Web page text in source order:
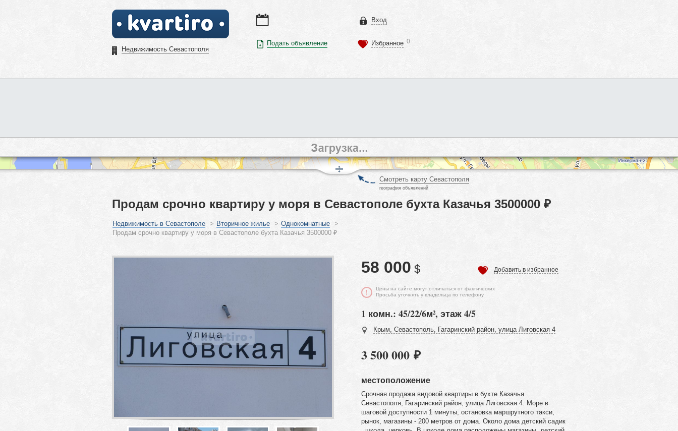
Недвижимость Севастополя
Подать объявление
Вход
Избранное 0
Смотреть карту Севастополя
география объявлений
Продам срочно квартиру у моря в Севастополе бухта Казачья 3500000 ₽
Недвижимость в Севастополе > Вторичное жилье > Однокомнатные >
Продам срочно квартиру у моря в Севастополе бухта Казачья 3500000 ₽
58 000 $ Добавить в избранное
Цены на сайте могут отличаться от фактических
Просьба уточнять у владельца по телефону
1 комн.: 45/22/6м², этаж 4/5
Крым, Севастополь, Гагаринский район, улица Лиговская 4
3 500 000 ₽
местоположение
Срочная продажа видовой квартиры в бухте Казачья
Севастополя, Гагаринский район, улица Лиговская 4. Море в
шаговой доступности 1 минуты, остановка маршрутного такси,
рынок, магазины - 200 метров от дома. Около дома детский садик